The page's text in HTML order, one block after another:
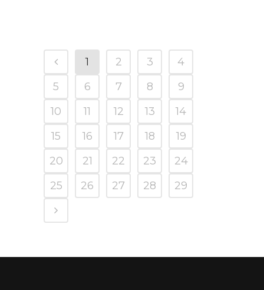
1 2 3
4
5
6 7 8
9
10
11 12 13
14
15
16 17 18
19
20
21 22 23
24
25
26 27 28 29